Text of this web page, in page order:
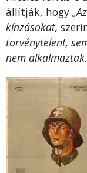
állítják, hogy
kínzásokat,
törvénytelent,
nem